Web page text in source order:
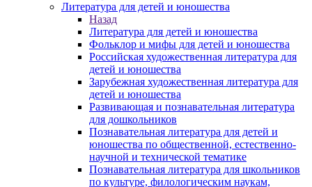
Литература для детей и юношества
Назад
Литература для детей и юношества
Фольклор и мифы для детей и юношества
Российская художественная литература для
детей и юношества
Зарубежная художественная литература для
детей и юношества
Развивающая и познавательная литература
для дошкольников
Познавательная литература для детей и
юношества по общественной, естественно-
научной и технической тематике
Познавательная литература для школьников
по культуре, филологическим наукам,